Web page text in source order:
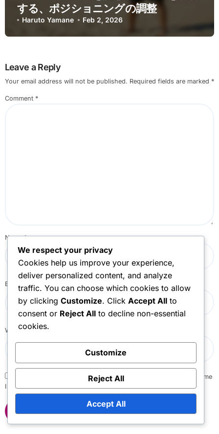
する、ポジショニングの調整
Haruto Yamane Feb 2, 2026
Leave a Reply
Your email address will not be published. Required fields are marked *
Comment *
Name*
Email
Website
Save my name, email, and website in this browser for the next time
I comment.
We respect your privacy
Cookies help us improve your experience,
deliver personalized content, and analyze
traffic. You can choose which cookies to allow
by clicking Customize. Click Accept All to
consent or Reject All to decline non-essential
cookies.
Customize
Reject All
Accept All